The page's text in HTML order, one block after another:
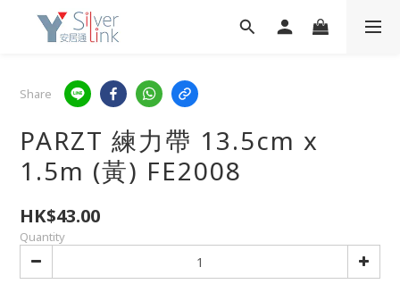
Share
PARZT 練力帶 13.5cm x
1.5m (黃) FE2008
HK$43.00
Quantity